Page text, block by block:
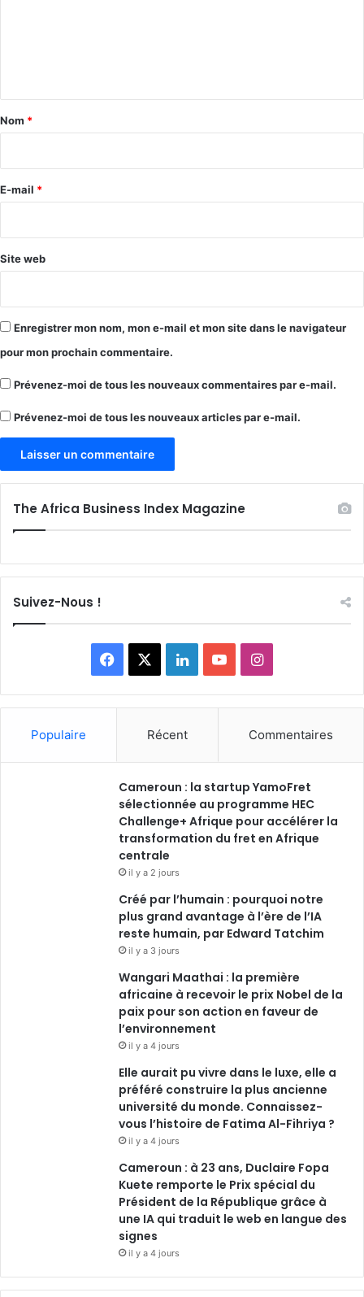
a
e
Nom *
E-mail *
Site web
Enregistrer mon nom, mon e-mail et mon site dans le navigateur
pour mon prochain commentaire.
Prévenez-moi de tous les nouveaux commentaires par e-mail.
Prévenez-moi de tous les nouveaux articles par e-mail.
The Africa Business Index Magazine
Suivez-Nous !
Facebook LinkedinYouTubeInstagram
Populaire Récent Commentaires
Cameroun : la startup YamoFret
sélectionnée au programme HEC
Challenge+ Afrique pour accélérer la
transformation du fret en Afrique
centrale
il y a 2 jours
Créé par l’humain : pourquoi notre
plus grand avantage à l’ère de l’IA
reste humain, par Edward Tatchim
il y a 3 jours
Wangari Maathai : la première
africaine à recevoir le prix Nobel de la
paix pour son action en faveur de
l’environnement
il y a 4 jours
Elle aurait pu vivre dans le luxe, elle a
préféré construire la plus ancienne
université du monde. Connaissez-
vous l’histoire de Fatima Al-Fihriya ?
il y a 4 jours
Cameroun : à 23 ans, Duclaire Fopa
Kuete remporte le Prix spécial du
Président de la République grâce à
une IA qui traduit le web en langue des
signes
il y a 4 jours